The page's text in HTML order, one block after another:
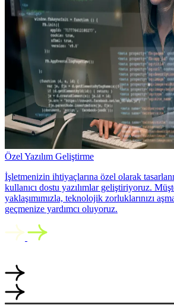
Özel Yazılım Geliştirme
İşletmenizin ihtiyaçlarına özel olarak
kullanıcı dostu yazılımlar geliştiriyoruz.
yaklaşımımızla, teknolojik zorluklarınızı
geçmenize yardımcı oluyoruz.